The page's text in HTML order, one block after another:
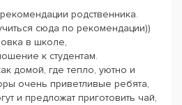
родственника.
сюда по рекомендации))
в школе,
к студентам.
домой, где тепло, уютно и
очень приветливые ребята,
и предложат приготовить чай,